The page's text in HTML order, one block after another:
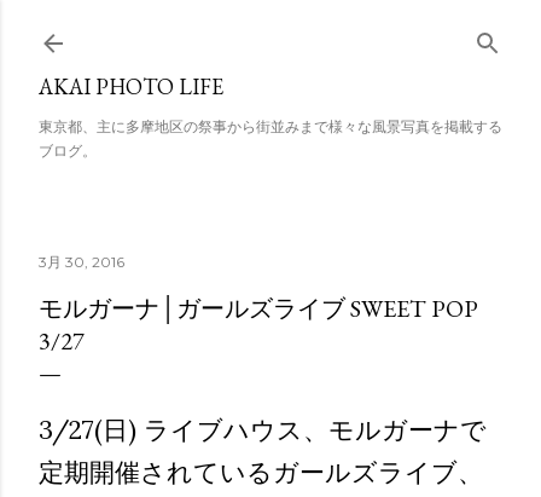
スキップしてメイン コンテンツに移動
AKAI PHOTO LIFE
東京都、主に多摩地区の祭事から街並みまで様々な風景写真を掲載する
ブログ。
3月 30, 2016
モルガーナ│ガールズライブ SWEET POP
3/27
3/27(日) ライブハウス、モルガーナで
定期開催されているガールズライブ、